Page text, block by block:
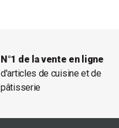
N°1 de la vente en ligne
d'articles de cuisine et de
pâtisserie